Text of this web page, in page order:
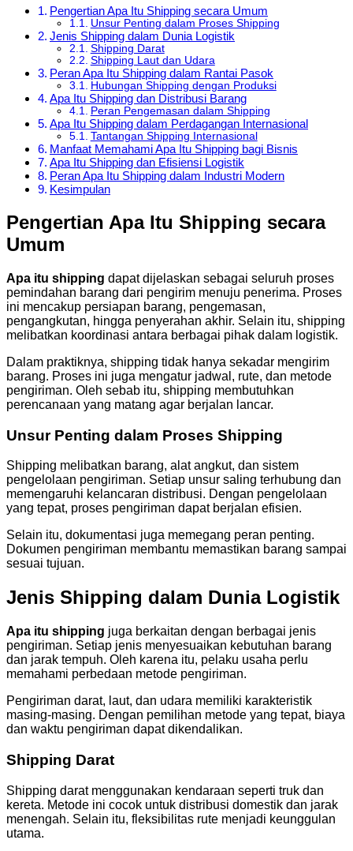
Pengertian Apa Itu Shipping secara Umum
Unsur Penting dalam Proses Shipping
Jenis Shipping dalam Dunia Logistik
Shipping Darat
Shipping Laut dan Udara
Peran Apa Itu Shipping dalam Rantai Pasok
Hubungan Shipping dengan Produksi
Apa Itu Shipping dan Distribusi Barang
Peran Pengemasan dalam Shipping
Apa Itu Shipping dalam Perdagangan Internasional
Tantangan Shipping Internasional
Manfaat Memahami Apa Itu Shipping bagi Bisnis
Apa Itu Shipping dan Efisiensi Logistik
Peran Apa Itu Shipping dalam Industri Modern
Kesimpulan
Pengertian Apa Itu Shipping secara
Umum
Apa itu shipping dapat dijelaskan sebagai seluruh proses
pemindahan barang dari pengirim menuju penerima. Proses
ini mencakup persiapan barang, pengemasan,
pengangkutan, hingga penyerahan akhir. Selain itu, shipping
melibatkan koordinasi antara berbagai pihak dalam logistik.
Dalam praktiknya, shipping tidak hanya sekadar mengirim
barang. Proses ini juga mengatur jadwal, rute, dan metode
pengiriman. Oleh sebab itu, shipping membutuhkan
perencanaan yang matang agar berjalan lancar.
Unsur Penting dalam Proses Shipping
Shipping melibatkan barang, alat angkut, dan sistem
pengelolaan pengiriman. Setiap unsur saling terhubung dan
memengaruhi kelancaran distribusi. Dengan pengelolaan
yang tepat, proses pengiriman dapat berjalan efisien.
Selain itu, dokumentasi juga memegang peran penting.
Dokumen pengiriman membantu memastikan barang sampai
sesuai tujuan.
Jenis Shipping dalam Dunia Logistik
Apa itu shipping juga berkaitan dengan berbagai jenis
pengiriman. Setiap jenis menyesuaikan kebutuhan barang
dan jarak tempuh. Oleh karena itu, pelaku usaha perlu
memahami perbedaan metode pengiriman.
Pengiriman darat, laut, dan udara memiliki karakteristik
masing-masing. Dengan pemilihan metode yang tepat, biaya
dan waktu pengiriman dapat dikendalikan.
Shipping Darat
Shipping darat menggunakan kendaraan seperti truk dan
kereta. Metode ini cocok untuk distribusi domestik dan jarak
menengah. Selain itu, fleksibilitas rute menjadi keunggulan
utama.